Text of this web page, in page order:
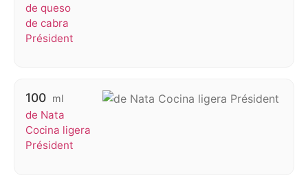
de queso
de cabra
Président
100 ml
de Nata
Cocina ligera
Président